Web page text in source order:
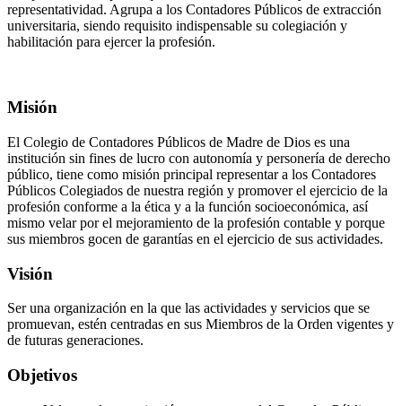
representatividad. Agrupa a los Contadores Públicos de extracción
universitaria, siendo requisito indispensable su colegiación y
habilitación para ejercer la profesión.
Misión
El Colegio de Contadores Públicos de Madre de Dios es una
institución sin fines de lucro con autonomía y personería de derecho
público, tiene como misión principal representar a los Contadores
Públicos Colegiados de nuestra región y promover el ejercicio de la
profesión conforme a la ética y a la función socioeconómica, así
mismo velar por el mejoramiento de la profesión contable y porque
sus miembros gocen de garantías en el ejercicio de sus actividades.
Visión
Ser una organización en la que las actividades y servicios que se
promuevan, estén centradas en sus Miembros de la Orden vigentes y
de futuras generaciones.
Objetivos